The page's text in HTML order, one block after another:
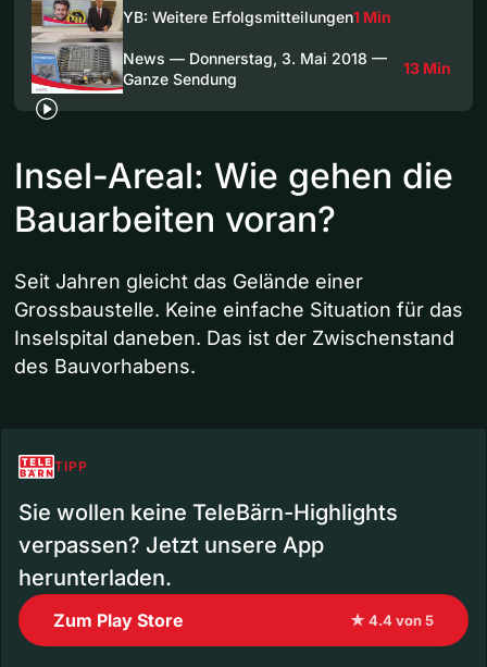
YB: Weitere Erfolgsmitteilungen1 Min
News — Donnerstag, 3. Mai 2018 —
Ganze Sendung
13 Min
Insel-Areal: Wie gehen die
Bauarbeiten voran?
Seit Jahren gleicht das Gelände einer
Grossbaustelle. Keine einfache Situation für das
Inselspital daneben. Das ist der Zwischenstand
des Bauvorhabens.
TIPP
Sie wollen keine TeleBärn-Highlights
verpassen? Jetzt unsere App
herunterladen.
Zum Play Store ★ 4.4 von 5